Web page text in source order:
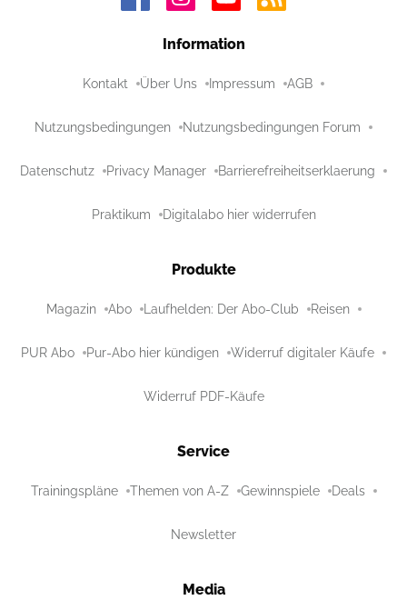
Information
Kontakt Über Uns Impressum AGB
Nutzungsbedingungen Nutzungsbedingungen Forum
Datenschutz Privacy Manager Barrierefreiheitserklaerung
Praktikum Digitalabo hier widerrufen
Produkte
Magazin Abo Laufhelden: Der Abo-Club Reisen
PUR Abo Pur-Abo hier kündigen Widerruf digitaler Käufe
Widerruf PDF-Käufe
Service
Trainingspläne Themen von A-Z Gewinnspiele Deals
Newsletter
Media